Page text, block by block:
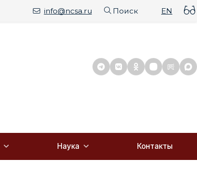
info@ncsa.ru Поиск EN
Наука Контакты